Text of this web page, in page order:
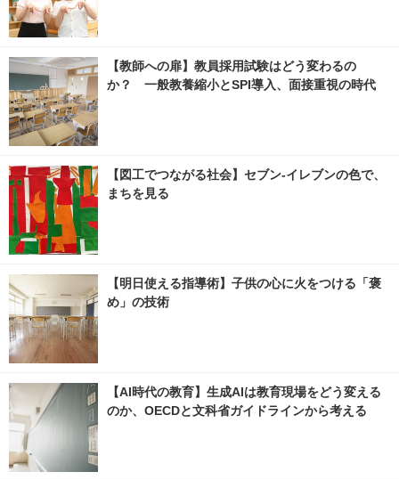
【教師への扉】教員採用試験はどう変わるの
か？ 一般教養縮小とSPI導入、面接重視の時代
【図工でつながる社会】セブン‐イレブンの色で、
まちを見る
【明日使える指導術】子供の心に火をつける「褒
め」の技術
【AI時代の教育】生成AIは教育現場をどう変える
のか、OECDと文科省ガイドラインから考える